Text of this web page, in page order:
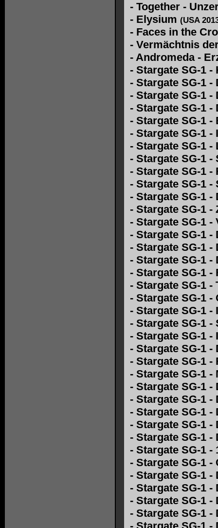
- Together -
- Elysium (USA
- Faces in the
- Vermächtnis
- Andromeda -
- Stargate SG-1
- Stargate SG-1
- Stargate SG-1
- Stargate SG-1 -
- Stargate SG-1
- Stargate SG-1 -
- Stargate SG-1
- Stargate SG-1 -
- Stargate SG-1
- Stargate SG-1 -
- Stargate SG-1
- Stargate SG-1
- Stargate SG-1
- Stargate SG-1 -
- Stargate SG-1 -
- Stargate SG-1
- Stargate SG-1
- Stargate SG-1
- Stargate SG-1
- Stargate SG-1 -
- Stargate SG-1
- Stargate SG-1 -
- Stargate SG-1
- Stargate SG-1
- Stargate SG-1 -
- Stargate SG-1
- Stargate SG-1
- Stargate SG-1
- Stargate SG-1 -
- Stargate SG-1
- Stargate SG-1 -
- Stargate SG-1
- Stargate SG-1
- Stargate SG-1
- Stargate SG-1
- Stargate SG-1